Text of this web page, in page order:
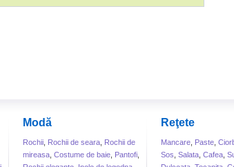
Modă
Rochii Rochii de seara Rochii de
mireasa Costume de baie Pantofi
Reţete
Mancare Paste
Sos Salata Cafea